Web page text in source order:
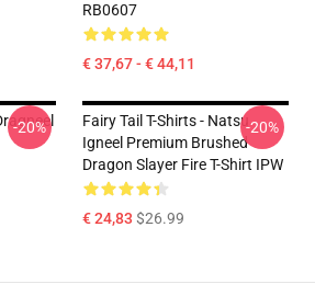
RB0607
€ 37,67 - € 44,11
-20%
Fairy Tail T-Shirts - Natsu
Igneel Premium Brushed
Dragon Slayer Fire T-Shirt IPW
€ 24,83 $26.99
-20%